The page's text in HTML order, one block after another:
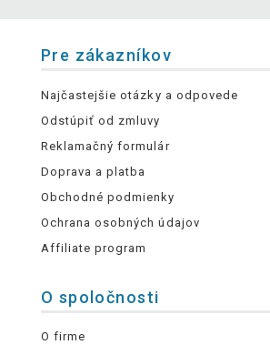
Pre zákazníkov
Najčastejšie otázky a odpovede
Odstúpiť od zmluvy
Reklamačný formulár
Doprava a platba
Obchodné podmienky
Ochrana osobných údajov
Affiliate program
O spoločnosti
O firme